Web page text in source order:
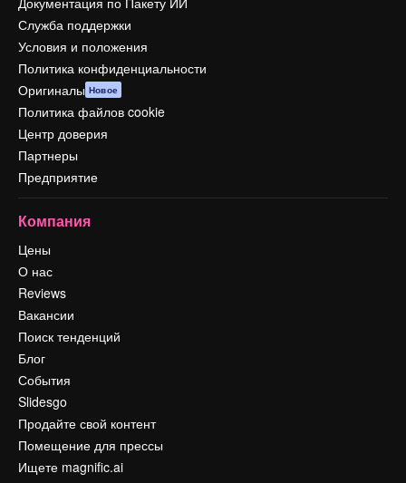
Служба поддержки
Условия и положения
Политика конфиденциальности
Оригиналы Новое
Политика файлов cookie
Центр доверия
Партнеры
Предприятие
Компания
Цены
О нас
Reviews
Вакансии
Поиск тенденций
Блог
События
Slidesgo
Продайте свой контент
Помещение для прессы
Ищете magnific.ai